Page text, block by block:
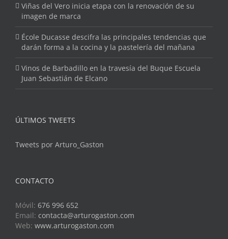
Viñas del Vero inicia etapa con la renovación de su
imagen de marca
École Ducasse descifra las principales tendencias que
darán forma a la cocina y la pastelería del mañana
Vinos de Barbadillo en la travesía del Buque Escuela
Juan Sebastián de Elcano
ÚLTIMOS TWEETS
Tweets por Arturo_Gaston
CONTACTO
Móvil: 676 996 652
Email: contacta@arturogaston.com
Web: www.arturogaston.com